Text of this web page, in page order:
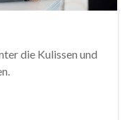
die Kulissen und